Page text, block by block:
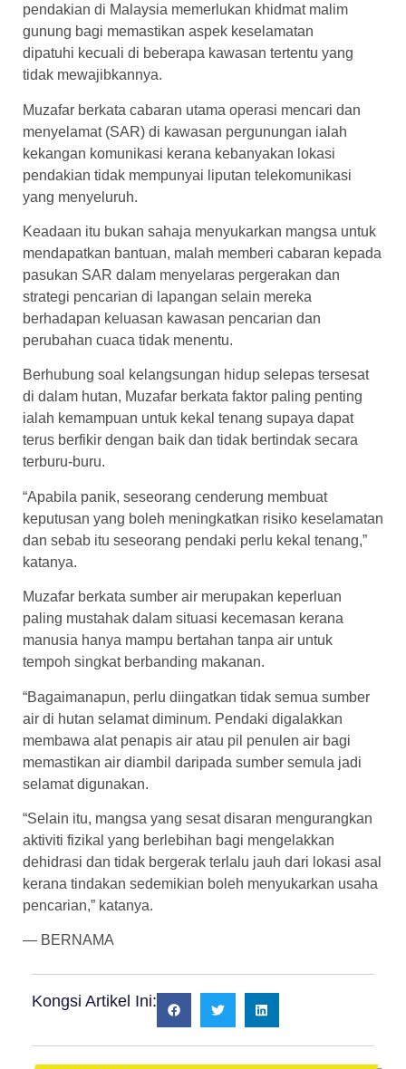
pendakian di Malaysia memerlukan khidmat malim
gunung bagi memastikan aspek keselamatan
dipatuhi kecuali di beberapa kawasan tertentu yang
tidak mewajibkannya.
Muzafar berkata cabaran utama operasi mencari dan
menyelamat (SAR) di kawasan pergunungan ialah
kekangan komunikasi kerana kebanyakan lokasi
pendakian tidak mempunyai liputan telekomunikasi
yang menyeluruh.
Keadaan itu bukan sahaja menyukarkan mangsa untuk
mendapatkan bantuan, malah memberi cabaran kepada
pasukan SAR dalam menyelaras pergerakan dan
strategi pencarian di lapangan selain mereka
berhadapan keluasan kawasan pencarian dan
perubahan cuaca tidak menentu.
Berhubung soal kelangsungan hidup selepas tersesat
di dalam hutan, Muzafar berkata faktor paling penting
ialah kemampuan untuk kekal tenang supaya dapat
terus berfikir dengan baik dan tidak bertindak secara
terburu-buru.
“Apabila panik, seseorang cenderung membuat
keputusan yang boleh meningkatkan risiko keselamatan
dan sebab itu seseorang pendaki perlu kekal tenang,”
katanya.
Muzafar berkata sumber air merupakan keperluan
paling mustahak dalam situasi kecemasan kerana
manusia hanya mampu bertahan tanpa air untuk
tempoh singkat berbanding makanan.
“Bagaimanapun, perlu diingatkan tidak semua sumber
air di hutan selamat diminum. Pendaki digalakkan
membawa alat penapis air atau pil penulen air bagi
memastikan air diambil daripada sumber semula jadi
selamat digunakan.
“Selain itu, mangsa yang sesat disaran mengurangkan
aktiviti fizikal yang berlebihan bagi mengelakkan
dehidrasi dan tidak bergerak terlalu jauh dari lokasi asal
kerana tindakan sedemikian boleh menyukarkan usaha
pencarian,” katanya.
— BERNAMA
Kongsi Artikel Ini: